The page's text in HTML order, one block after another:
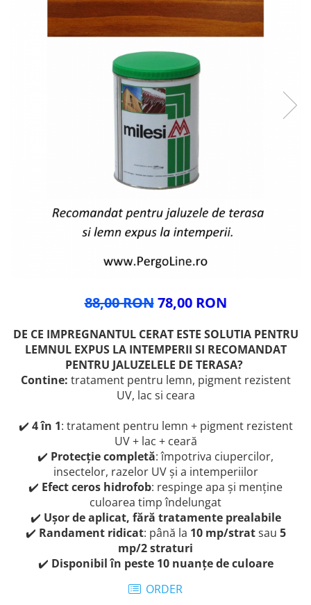
Glisiere / feronerii
Feroneriile PergoLino®
88,00 RON 78,00 RON
DE CE IMPREGNANTUL CERAT ESTE SOLUTIA PENTRU
LEMNUL EXPUS LA INTEMPERII SI RECOMANDAT
PENTRU JALUZELELE DE TERASA?
Contine: tratament pentru lemn, pigment rezistent
UV, lac si ceara
✔️ 4 în 1: tratament pentru lemn + pigment rezistent
UV + lac + ceară
✔️ Protecție completă: împotriva ciupercilor,
insectelor, razelor UV și a intemperiilor
✔️ Efect ceros hidrofob: respinge apa și menține
culoarea timp îndelungat
✔️ Ușor de aplicat, fără tratamente prealabile
✔️ Randament ridicat: până la 10 mp/stratsau 5
mp/2 straturi
✔️ Disponibil în peste 10 nuanțe de culoare
ORDER